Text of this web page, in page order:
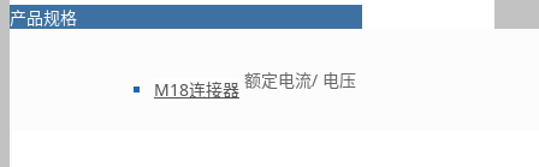
M18连接器
产品规格
额定电流/ 电压